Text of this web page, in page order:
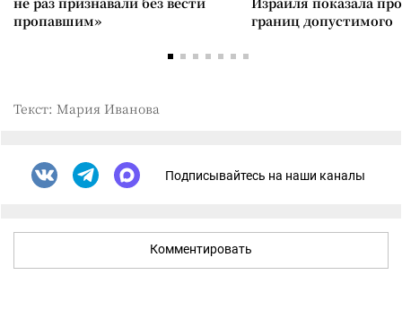
пропавшим»
границ допустимого
Текст: Мария Иванова
Подписывайтесь на наши каналы
Комментировать